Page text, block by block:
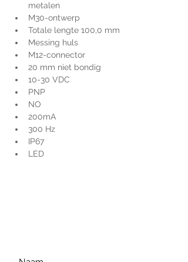
metalen
M30-ontwerp
Totale lengte 100,0 mm
Messing huls
M12-connector
20 mm niet bondig
10-30 VDC
PNP
NO
200mA
300 Hz
IP67
LED